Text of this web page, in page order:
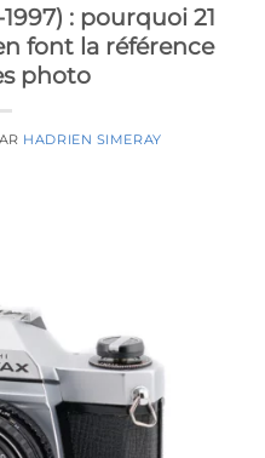
: pourquoi 21
font la référence
photo
HADRIEN SIMERAY